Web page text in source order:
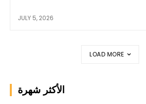
JULY 5, 2026
LOAD MORE
الأكثر شهرة